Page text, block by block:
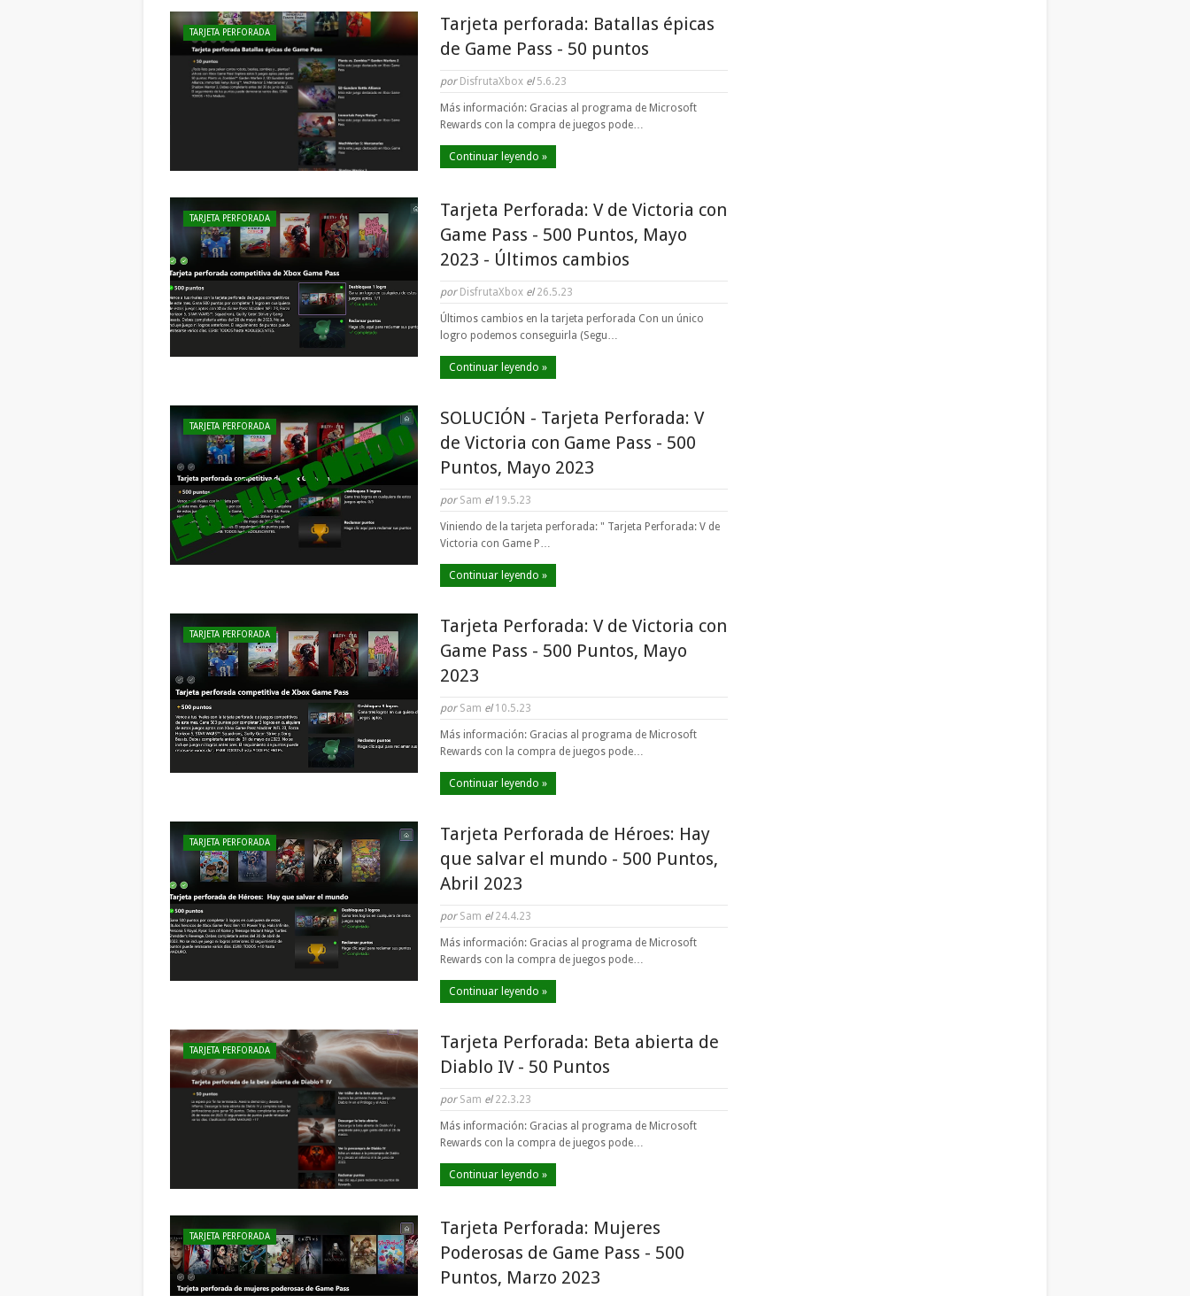
TARJETA PERFORADA
Tarjeta perforada: Batallas épicas
de Game Pass - 50 puntos
por DisfrutaXbox el5.6.23
Más información: Gracias al programa de Microsoft
Rewards con la compra de juegos pode…
Continuar leyendo »
TARJETA PERFORADA
Tarjeta Perforada: V de Victoria con
Game Pass - 500 Puntos, Mayo
2023 - Últimos cambios
por DisfrutaXbox el26.5.23
Últimos cambios en la tarjeta perforada Con un único
logro podemos conseguirla (Segu…
Continuar leyendo »
TARJETA PERFORADA
SOLUCIÓN - Tarjeta Perforada: V
de Victoria con Game Pass - 500
Puntos, Mayo 2023
por Sam el19.5.23
Viniendo de la tarjeta perforada: " Tarjeta Perforada: V de
Victoria con Game P…
Continuar leyendo »
TARJETA PERFORADA
Tarjeta Perforada: V de Victoria con
Game Pass - 500 Puntos, Mayo
2023
por Sam el10.5.23
Más información: Gracias al programa de Microsoft
Rewards con la compra de juegos pode…
Continuar leyendo »
TARJETA PERFORADA
Tarjeta Perforada de Héroes: Hay
que salvar el mundo - 500 Puntos,
Abril 2023
por Sam el24.4.23
Más información: Gracias al programa de Microsoft
Rewards con la compra de juegos pode…
Continuar leyendo »
TARJETA PERFORADA
Tarjeta Perforada: Beta abierta de
Diablo IV - 50 Puntos
por Sam el22.3.23
Más información: Gracias al programa de Microsoft
Rewards con la compra de juegos pode…
Continuar leyendo »
TARJETA PERFORADA
Tarjeta Perforada: Mujeres
Poderosas de Game Pass - 500
Puntos, Marzo 2023